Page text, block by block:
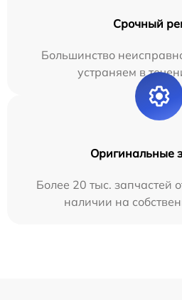
Срочный
Большинство
устраняем в
Оригинальные
Более 20 тыс. запчастей
наличии на